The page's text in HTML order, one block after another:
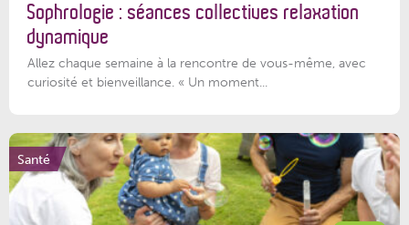
Sophrologie : séances collectives relaxation
dynamique
Allez chaque semaine à la rencontre de vous-même, avec
curiosité et bienveillance. « Un moment...
Santé